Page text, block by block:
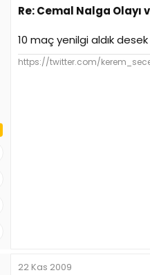
Re: Cemal Nalga Olayı
10 maç yenilgi aldık desek
https://twitter.com/
22 Kas 2009